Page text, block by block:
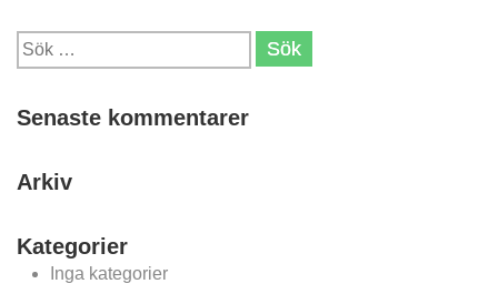
Sök
efter:
Senaste kommentarer
Arkiv
Kategorier
Inga kategorier